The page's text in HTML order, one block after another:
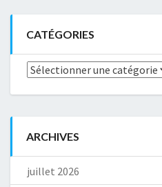
CATÉGORIES
Catégories
ARCHIVES
juillet 2026